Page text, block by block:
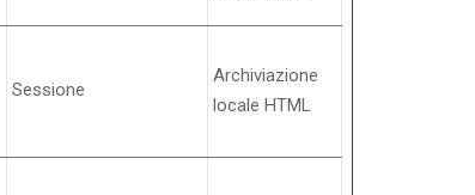
Sessione
Archiviazione
locale HTML